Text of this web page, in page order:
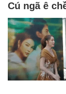
Cú ngã ê